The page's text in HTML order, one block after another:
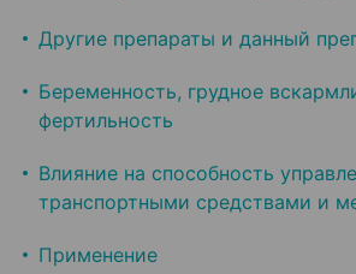
Другие препараты и данный
Беременность, грудное
фертильность
Влияние на способность
транспортными средствами и
Применение